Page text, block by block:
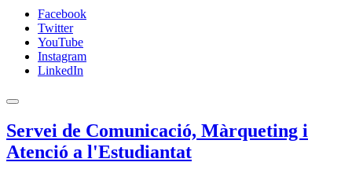
Facebook
Twitter
YouTube
Instagram
LinkedIn
Servei de Comunicació, Màrqueting i
Atenció a l'Estudiantat